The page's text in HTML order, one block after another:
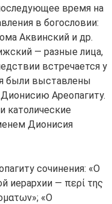
время на
в богословии:
Аквинский и др.
— разные лица,
встречается у
были выставлены
Ареопагиту.
католические
Дионисия
сочинения: «О
иерархии — περί της
«О